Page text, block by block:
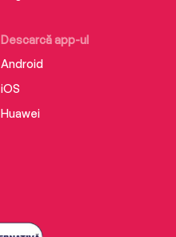
Descarcă app-ul
Android
iOS
Huawei